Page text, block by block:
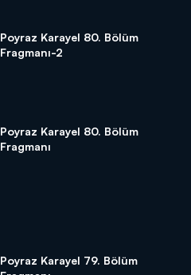
Poyraz Karayel 80. Bölüm
Fragmanı-2
Poyraz Karayel 80. Bölüm
Fragmanı
Poyraz Karayel 79. Bölüm